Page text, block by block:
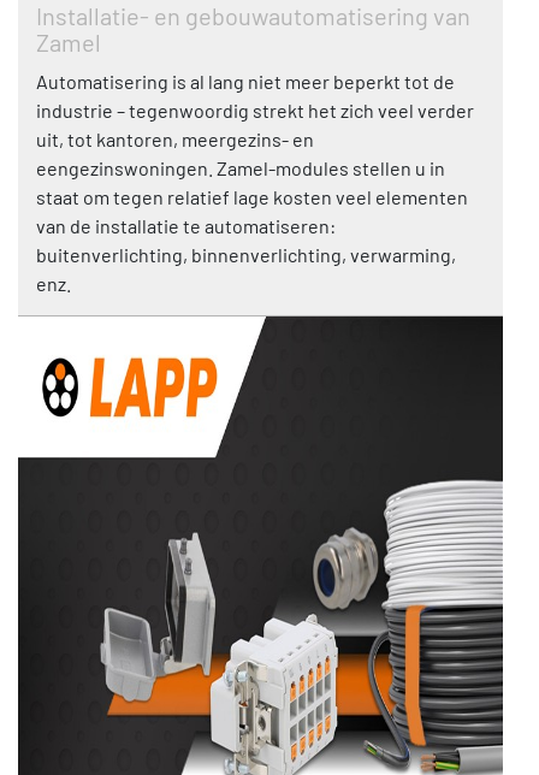
Installatie- en gebouwautomatisering van
Zamel
Automatisering is al lang niet meer beperkt tot de
industrie – tegenwoordig strekt het zich veel verder
uit, tot kantoren, meergezins- en
eengezinswoningen. Zamel-modules stellen u in
staat om tegen relatief lage kosten veel elementen
van de installatie te automatiseren:
buitenverlichting, binnenverlichting, verwarming,
enz.